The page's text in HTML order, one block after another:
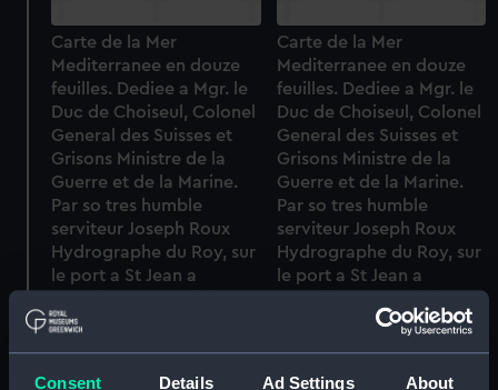
Consent Details Ad Settings About
Carte de la Mer
Mediterranee en douze
feuilles. Dediee a Mgr. le
Duc de Choiseul, Colonel
General des Suisses et
Grisons Ministre de la
Guerre et de la Marine.
Par so tres humble
serviteur Joseph Roux
Hydrographe du Roy, sur
le port a St Jean a
du Roy 1764 (Chart; Print)
Carte de la Mer
Mediterranee en douze
feuilles. Dediee a Mgr. le
Duc de Choiseul, Colonel
General des Suisses et
Grisons Ministre de la
Guerre et de la Marine.
Par so tres humble
serviteur Joseph Roux
Hydrographe du Roy, sur
le port a St Jean a
du Roy 1764 (Chart; Print)